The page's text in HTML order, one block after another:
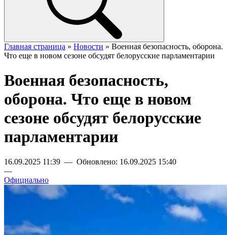
Главная страница » Новости » Военная безопасность, оборона.
Что еще в новом сезоне обсудят белорусские парламентарии
Военная безопасность,
оборона. Что еще в новом
сезоне обсудят белорусские
парламентарии
16.09.2025 11:39 — Обновлено: 16.09.2025 15:40
—
Официально